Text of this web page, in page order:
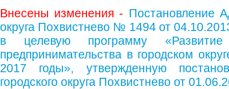
Внесены изменения - Постановление
округа Похвистнево № 1494 от
в целевую программу
предпринимательства в городском
2017 годы», утвержденную
городского округа Похвистнево от